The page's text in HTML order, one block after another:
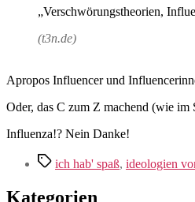
„Verschwörungstheorien,
(t3n.de)
Apropos Influencer und
Oder, das C zum Z machend (wie
Influenza!? Nein Danke!
Schlagwörter
ich hab' spaß, ideologien
Kategorien